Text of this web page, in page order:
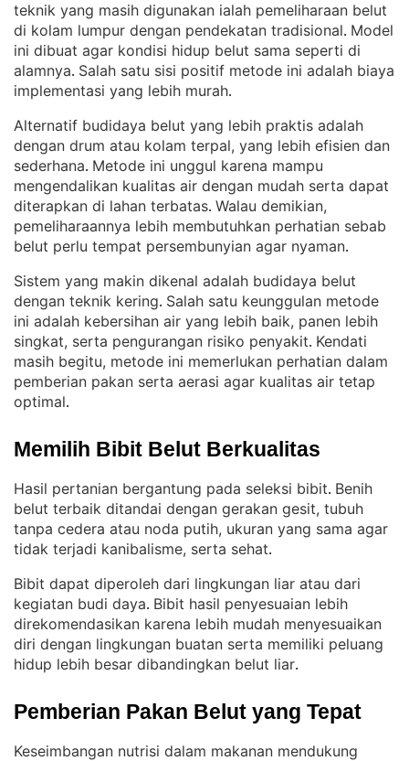
teknik yang masih digunakan ialah pemeliharaan belut
di kolam lumpur dengan pendekatan tradisional. Model
ini dibuat agar kondisi hidup belut sama seperti di
alamnya. Salah satu sisi positif metode ini adalah biaya
implementasi yang lebih murah.
Alternatif budidaya belut yang lebih praktis adalah
dengan drum atau kolam terpal, yang lebih efisien dan
sederhana. Metode ini unggul karena mampu
mengendalikan kualitas air dengan mudah serta dapat
diterapkan di lahan terbatas. Walau demikian,
pemeliharaannya lebih membutuhkan perhatian sebab
belut perlu tempat persembunyian agar nyaman.
Sistem yang makin dikenal adalah budidaya belut
dengan teknik kering. Salah satu keunggulan metode
ini adalah kebersihan air yang lebih baik, panen lebih
singkat, serta pengurangan risiko penyakit. Kendati
masih begitu, metode ini memerlukan perhatian dalam
pemberian pakan serta aerasi agar kualitas air tetap
optimal.
Memilih Bibit Belut Berkualitas
Hasil pertanian bergantung pada seleksi bibit. Benih
belut terbaik ditandai dengan gerakan gesit, tubuh
tanpa cedera atau noda putih, ukuran yang sama agar
tidak terjadi kanibalisme, serta sehat.
Bibit dapat diperoleh dari lingkungan liar atau dari
kegiatan budi daya. Bibit hasil penyesuaian lebih
direkomendasikan karena lebih mudah menyesuaikan
diri dengan lingkungan buatan serta memiliki peluang
hidup lebih besar dibandingkan belut liar.
Pemberian Pakan Belut yang Tepat
Keseimbangan nutrisi dalam makanan mendukung